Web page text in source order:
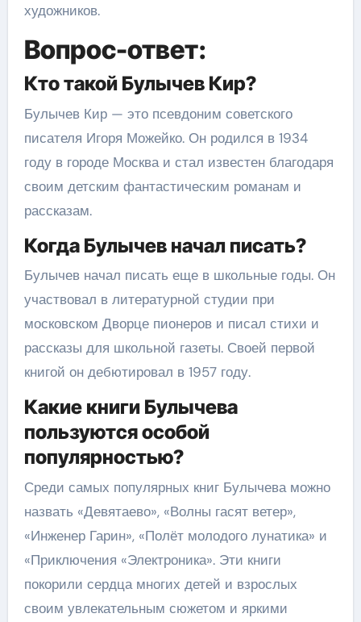
художников.
Вопрос-ответ:
Кто такой Булычев Кир?
Булычев Кир — это псевдоним советского
писателя Игоря Можейко. Он родился в 1934
году в городе Москва и стал известен благодаря
своим детским фантастическим романам и
рассказам.
Когда Булычев начал писать?
Булычев начал писать еще в школьные годы. Он
участвовал в литературной студии при
московском Дворце пионеров и писал стихи и
рассказы для школьной газеты. Своей первой
книгой он дебютировал в 1957 году.
Какие книги Булычева
пользуются особой
популярностью?
Среди самых популярных книг Булычева можно
назвать «Девятаево», «Волны гасят ветер»,
«Инженер Гарин», «Полёт молодого лунатика» и
«Приключения «Электроника». Эти книги
покорили сердца многих детей и взрослых
своим увлекательным сюжетом и яркими